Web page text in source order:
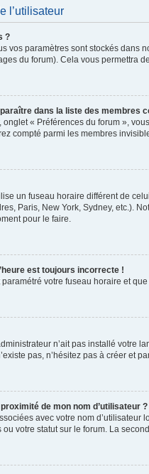
l’utilisateur
?
vos paramètres sont stockés dans
du forum). Cela vous permettra
dans la liste des membres
« Préférences du forum »,
compté parmi les membres
un fuseau horaire différent de
Paris, New York, Sydney, etc.).
pour le faire.
est toujours incorrecte !
votre fuseau horaire et
n’ait pas installé votre
pas, n’hésitez pas à créer et
de mon nom d’utilisateur ?
avec votre nom
votre statut sur le forum. La